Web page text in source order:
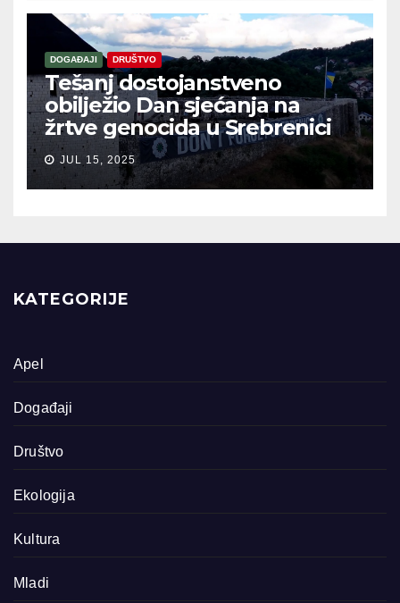
DOGAĐAJI DRUŠTVO
Tešanj dostojanstveno
obilježio Dan sjećanja na
žrtve genocida u Srebrenici
JUL 15, 2025
KATEGORIJE
Apel
Događaji
Društvo
Ekologija
Kultura
Mladi